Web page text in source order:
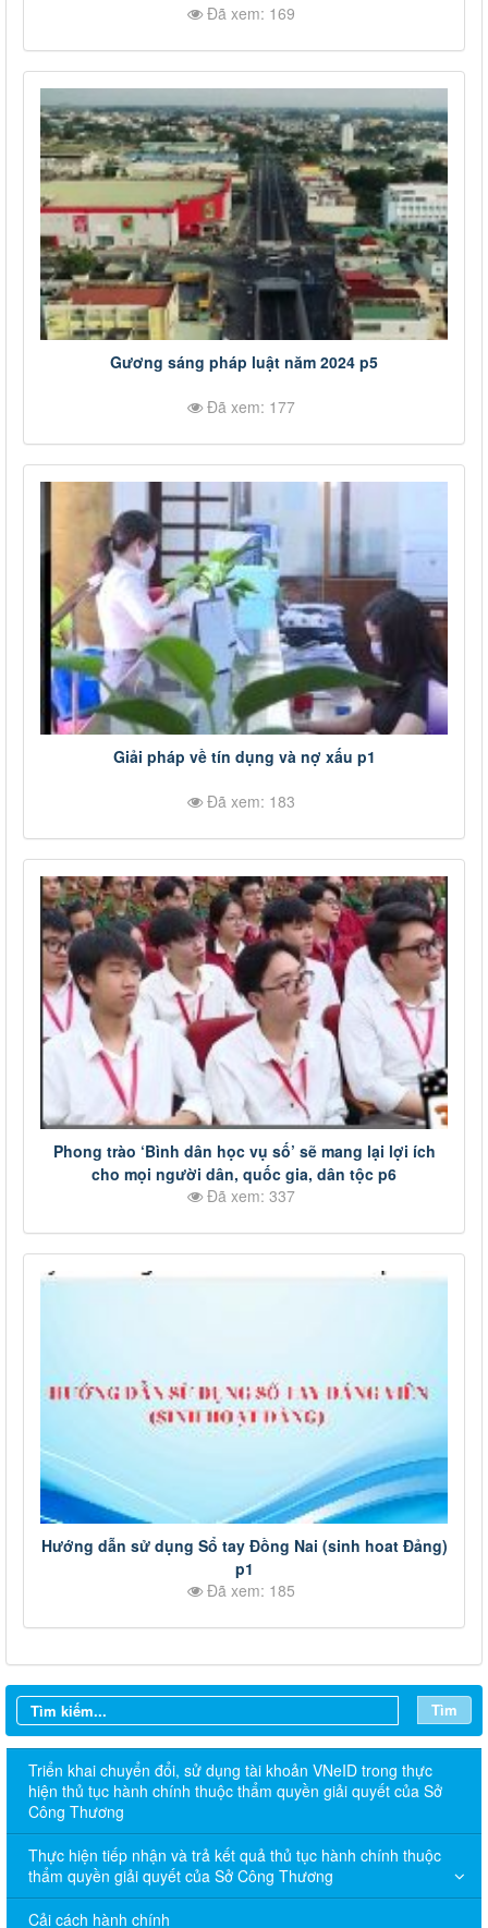
Đã xem: 169
Gương sáng pháp luật năm 2024 p5
Đã xem: 177
Giải pháp về tín dụng và nợ xấu p1
Đã xem: 183
Phong trào ‘Bình dân học vụ số’ sẽ mang lại lợi ích
cho mọi người dân, quốc gia, dân tộc p6
Đã xem: 337
Hướng dẫn sử dụng Sổ tay Đồng Nai (sinh hoat Đảng)
p1
Đã xem: 185
Tìm
Triển khai chuyển đổi, sử dụng tài khoản VNeID trong thực
hiện thủ tục hành chính thuộc thẩm quyền giải quyết của Sở
Công Thương
Thực hiện tiếp nhận và trả kết quả thủ tục hành chính thuộc
thẩm quyền giải quyết của Sở Công Thương
Cải cách hành chính